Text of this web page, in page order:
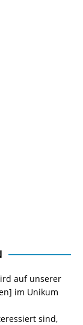
auf unserer
im Unikum
sind,